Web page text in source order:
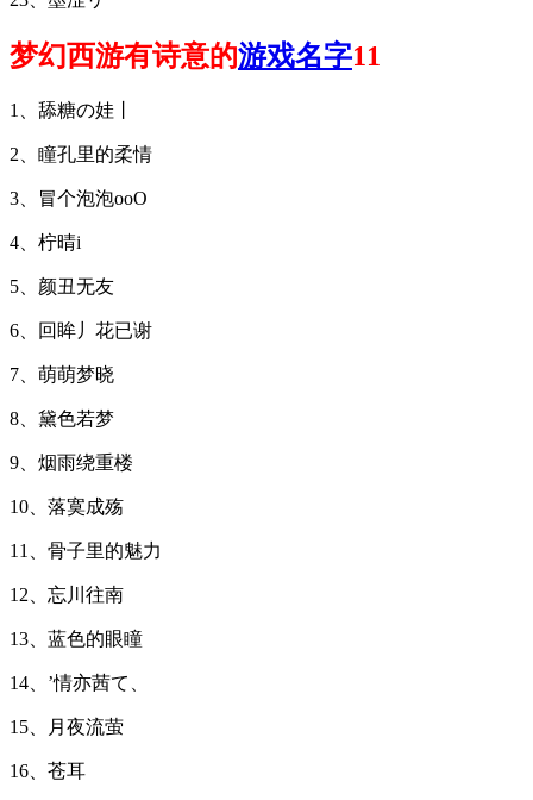
梦幻西游有诗意的游戏名字11
1、舔糖の娃丨
2、瞳孔里的柔情
3、冒个泡泡oοО
4、柠晴i
5、颜丑无友
6、回眸丿花已谢
7、萌萌梦晓
8、黛色若梦
9、烟雨绕重楼
10、落寞成殇
11、骨子里的魅力
12、忘川往南
13、蓝色的眼瞳
14、’情亦茜て、
15、月夜流萤
16、苍耳